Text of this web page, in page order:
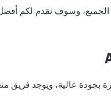
بجودة عالية، ويوجد